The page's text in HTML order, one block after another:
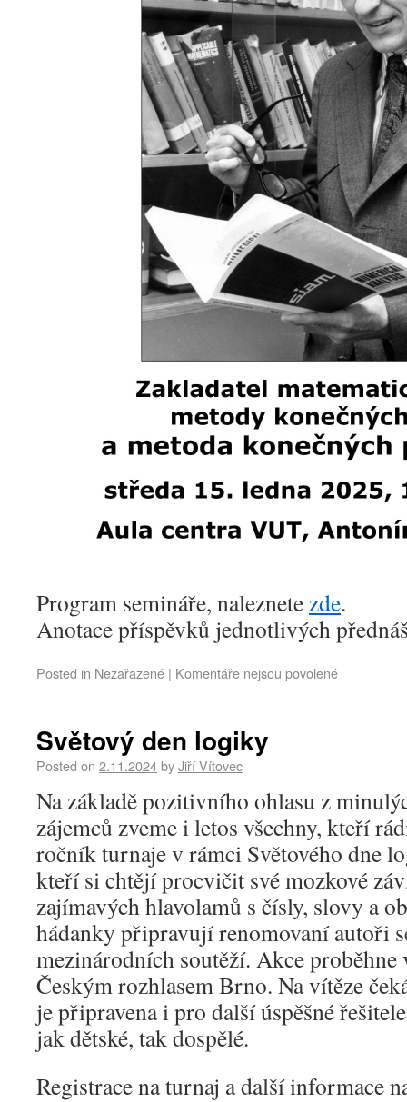
Program semináře, naleznete zde.
Anotace příspěvků jednotlivých
Posted in Nezařazené | Komentáře nejsou povolené
Světový den logiky
Posted on 2.11.2024byJiří Vítovec
Na základě pozitivního ohlasu z
zájemců zveme i letos všechny, kteří
ročník turnaje v rámci Světového dne
kteří si chtějí procvičit své mozkové
zajímavých hlavolamů s čísly, slovy a
hádanky připravují renomovaní autoři
mezinárodních soutěží. Akce proběhne
Českým rozhlasem Brno. Na vítěze
je připravena i pro další úspěšné
jak dětské, tak dospělé.
Registrace na turnaj a další informace